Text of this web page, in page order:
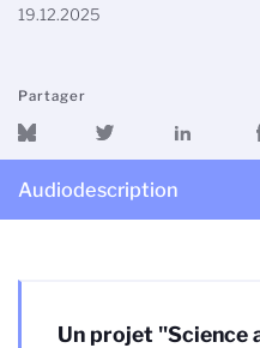
19.12.2025
Partager
Audiodescription
Un projet "Science